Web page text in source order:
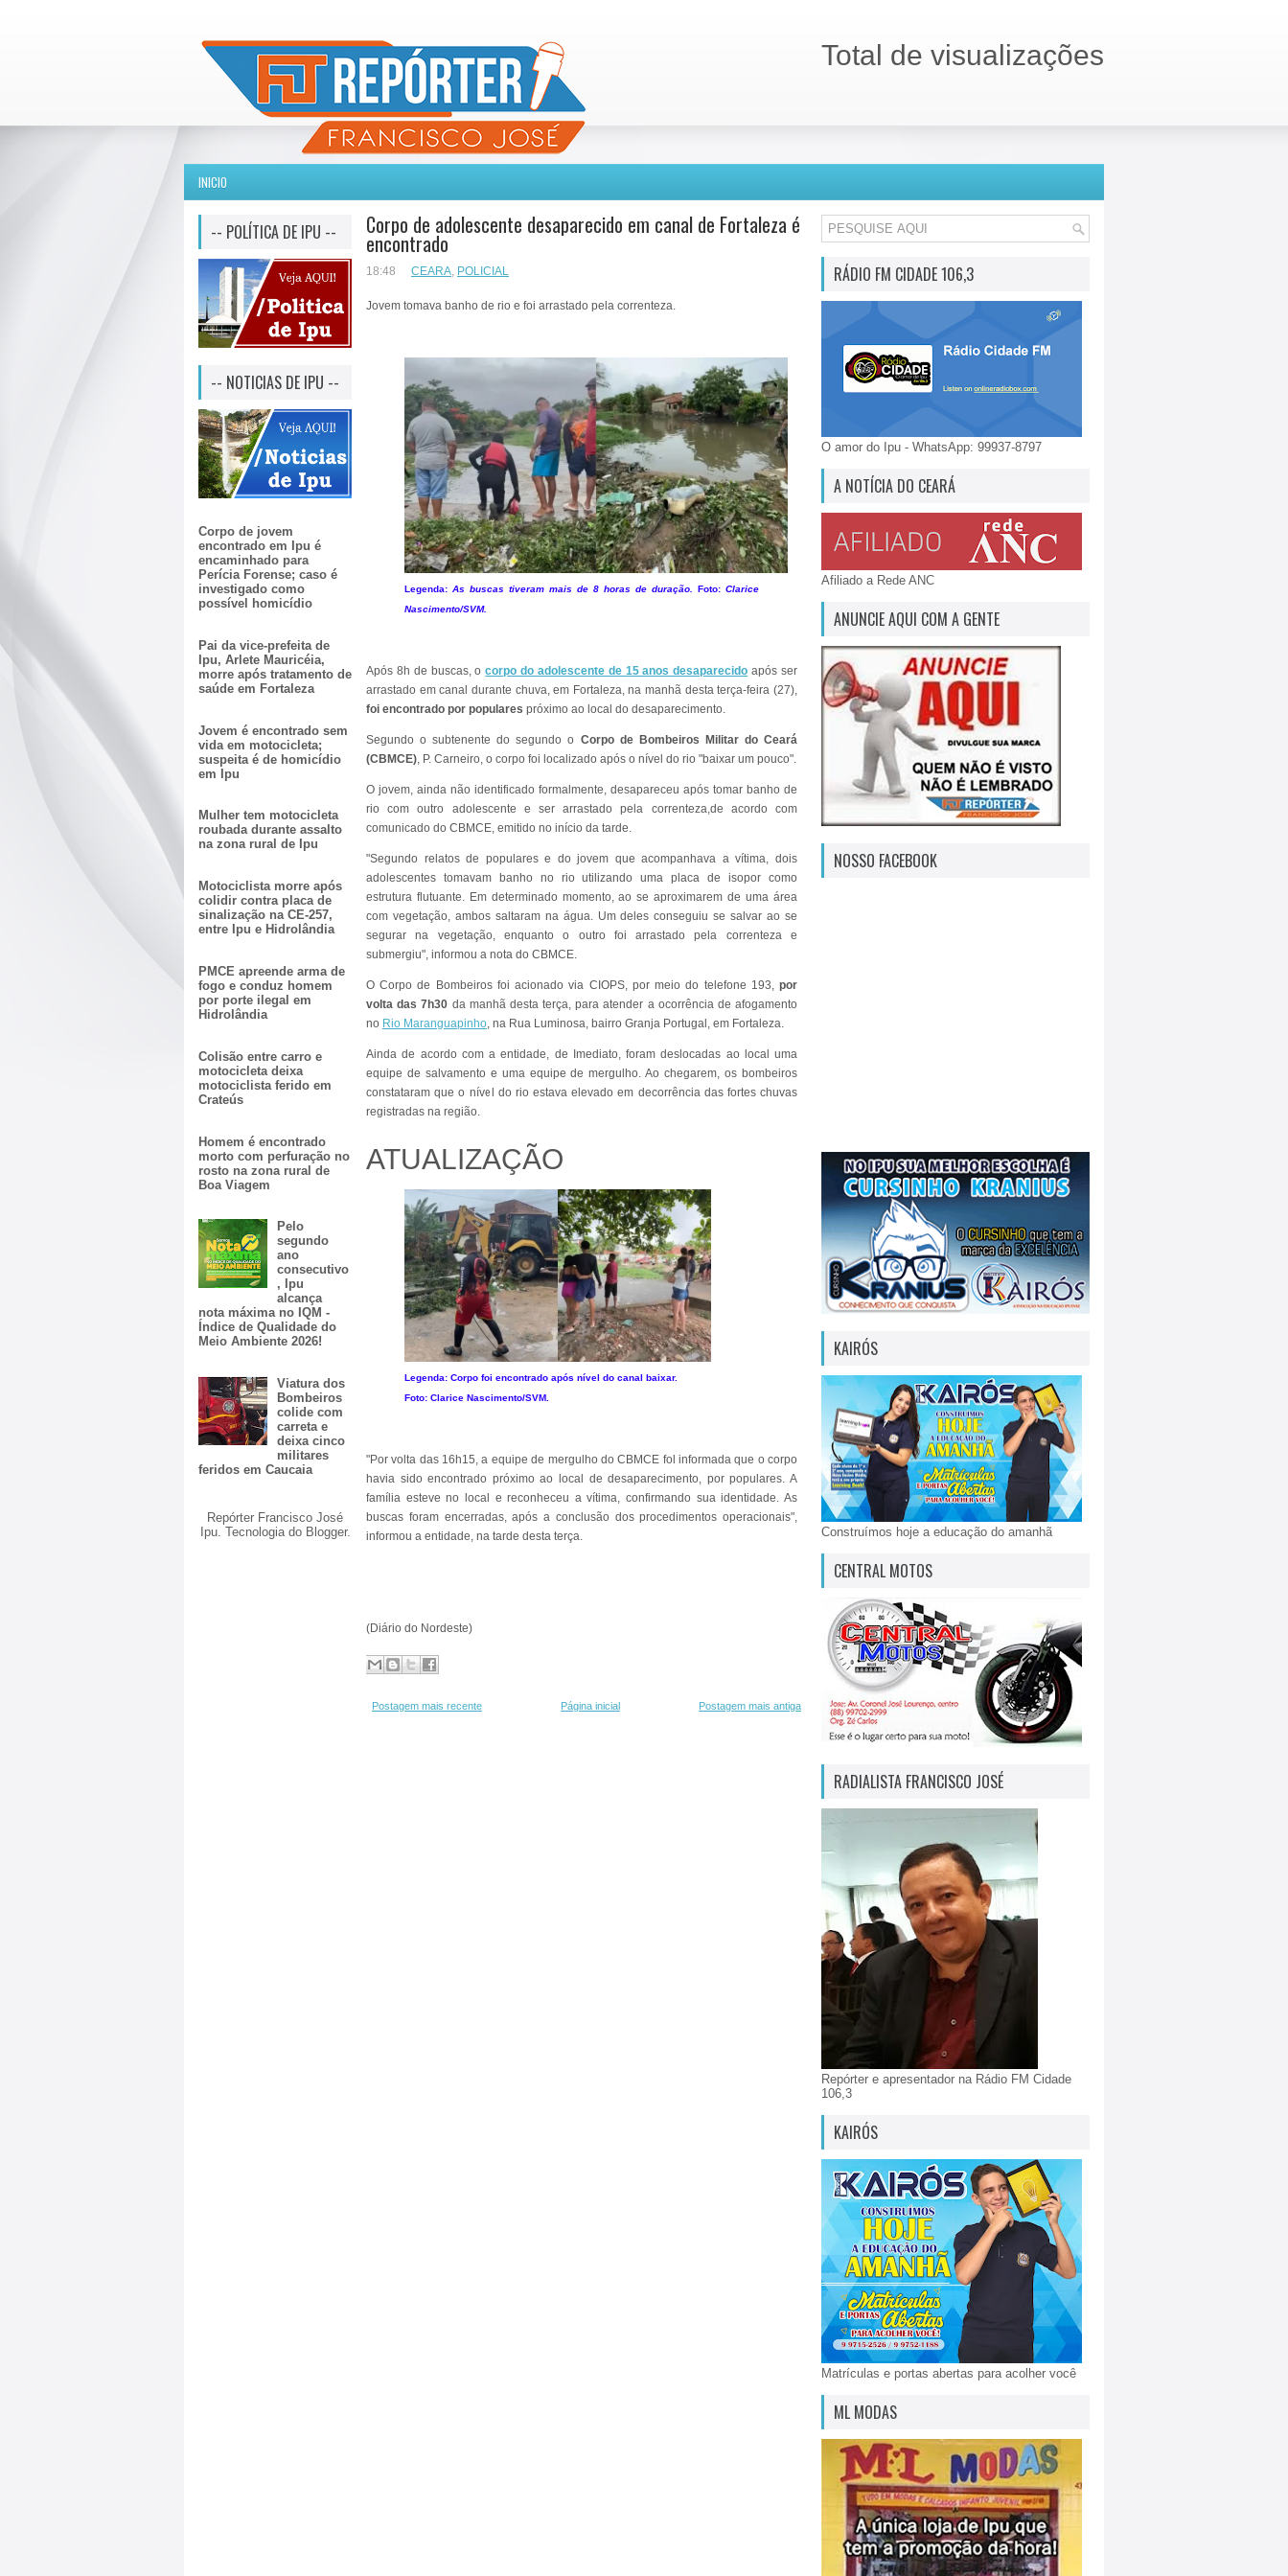
Total de visualizações
INICIO
-- POLÍTICA DE IPU --
-- NOTICIAS DE IPU --
Corpo de jovem
encontrado em Ipu é
encaminhado para
Perícia Forense; caso é
investigado como
possível homicídio
Pai da vice-prefeita de
Ipu, Arlete Mauricéia,
morre após tratamento de
saúde em Fortaleza
Jovem é encontrado sem
vida em motocicleta;
suspeita é de homicídio
em Ipu
Mulher tem motocicleta
roubada durante assalto
na zona rural de Ipu
Motociclista morre após
colidir contra placa de
sinalização na CE-257,
entre Ipu e Hidrolândia
PMCE apreende arma de
fogo e conduz homem
por porte ilegal em
Hidrolândia
Colisão entre carro e
motocicleta deixa
motociclista ferido em
Crateús
Homem é encontrado
morto com perfuração no
rosto na zona rural de
Boa Viagem
Pelo
segundo
ano
consecutivo
, Ipu
alcança
nota máxima no IQM -
Índice de Qualidade do
Meio Ambiente 2026!
Viatura dos
Bombeiros
colide com
carreta e
deixa cinco
militares
feridos em Caucaia
Repórter Francisco José
Ipu. Tecnologia do Blogger.
Corpo de adolescente desaparecido em canal de Fortaleza é
encontrado
18:48 CEARA, POLICIAL
Jovem tomava banho de rio e foi arrastado pela correnteza.
Legenda: As buscas tiveram mais de 8 horas de duração. Foto: Clarice
Nascimento/SVM.
Após 8h de buscas, ocorpo do adolescente de 15 anos desaparecido após ser
arrastado em canal durante chuva, em Fortaleza, na manhã desta terça-feira (27),
foi encontrado por populares próximo ao local do desaparecimento.
Segundo o subtenente do segundo o Corpo de Bombeiros Militar do Ceará
(CBMCE), P. Carneiro, o corpo foi localizado após o nível do rio "baixar um pouco".
O jovem, ainda não identificado formalmente, desapareceu após tomar banho de
rio com outro adolescente e ser arrastado pela correnteza,de acordo com
comunicado do CBMCE, emitido no início da tarde.
"Segundo relatos de populares e do jovem que acompanhava a vítima, dois
adolescentes tomavam banho no rio utilizando uma placa de isopor como
estrutura flutuante. Em determinado momento, ao se aproximarem de uma área
com vegetação, ambos saltaram na água. Um deles conseguiu se salvar ao se
segurar na vegetação, enquanto o outro foi arrastado pela correnteza e
submergiu", informou a nota do CBMCE.
O Corpo de Bombeiros foi acionado via CIOPS, por meio do telefone 193, por
volta das 7h30 da manhã desta terça, para atender a ocorrência de afogamento
no Rio Maranguapinho, na Rua Luminosa, bairro Granja Portugal, em Fortaleza.
Ainda de acordo com a entidade, de Imediato, foram deslocadas ao local uma
equipe de salvamento e uma equipe de mergulho. Ao chegarem, os bombeiros
constataram que o nível do rio estava elevado em decorrência das fortes chuvas
registradas na região.
ATUALIZAÇÃO
Legenda: Corpo foi encontrado após nível do canal baixar.
Foto: Clarice Nascimento/SVM.
"Por volta das 16h15, a equipe de mergulho do CBMCE fol informada que o corpo
havia sido encontrado próximo ao local de desaparecimento, por populares. A
família esteve no local e reconheceu a vítima, confirmando sua identidade. As
buscas foram encerradas, após a conclusão dos procedimentos operacionais",
informou a entidade, na tarde desta terça.
(Diário do Nordeste)
Postagem mais recente Postagem mais antiga
Página inicial
RÁDIO FM CIDADE 106,3
O amor do Ipu - WhatsApp: 99937-8797
A NOTÍCIA DO CEARÁ
Afiliado a Rede ANC
ANUNCIE AQUI COM A GENTE
NOSSO FACEBOOK
KAIRÓS
Construímos hoje a educação do amanhã
CENTRAL MOTOS
RADIALISTA FRANCISCO JOSÉ
Repórter e apresentador na Rádio FM Cidade
106,3
KAIRÓS
Matrículas e portas abertas para acolher você
ML MODAS